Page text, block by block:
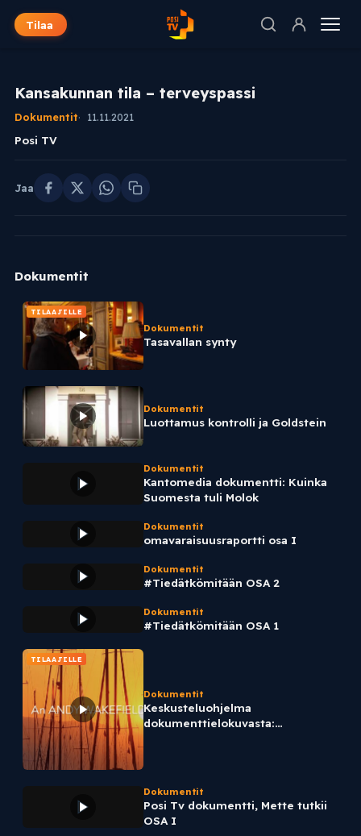
Tilaa
Kansakunnan tila – terveyspassi
Dokumentit 11.11.2021
Posi TV
Jaa
Dokumentit
TILAAJILLE
Dokumentit
Tasavallan synty
Dokumentit
Luottamus kontrolli ja Goldstein
Dokumentit
Kantomedia dokumentti: Kuinka
Suomesta tuli Molok
Dokumentit
omavaraisuusraportti osa I
Dokumentit
#Tiedätkömitään OSA 2
Dokumentit
#Tiedätkömitään OSA 1
TILAAJILLE
Dokumentit
Keskusteluohjelma
dokumenttielokuvasta:
Hedelmättömyys: Paholaisen
Agenda (Andy Wakefield)
Dokumentit
Posi Tv dokumentti, Mette tutkii
OSA I